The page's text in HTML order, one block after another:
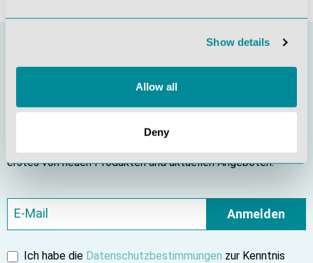
Show details
Allow all
Deny
Bleiben Sie informiert
erstes von neuen Produkten und aktuellen Angeboten.
Anmelden
Ich habe die Datenschutzbestimmungen zur Kenntnis